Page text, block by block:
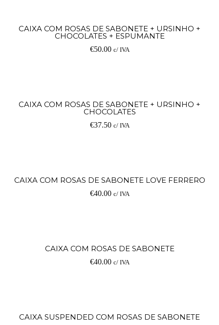
CAIXA COM ROSAS DE SABONETE + URSINHO +
CHOCOLATES + ESPUMANTE
€50.00 c/ IVA
CAIXA COM ROSAS DE SABONETE + URSINHO +
CHOCOLATES
€37.50 c/ IVA
CAIXA COM ROSAS DE SABONETE LOVE FERRERO
€40.00 c/ IVA
CAIXA COM ROSAS DE SABONETE
€40.00 c/ IVA
CAIXA SUSPENDED COM ROSAS DE SABONETE